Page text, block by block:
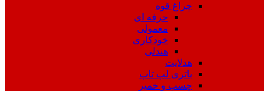
چراغ قوه
حرفه ای
معمولی
خودکاری
هندلی
هدلایت
باتری لپ تاپ
چسب و خمیر